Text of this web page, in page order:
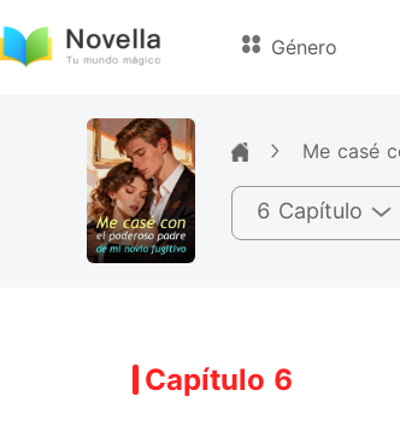
Género
Me casé
6 Capítulo
Capítulo 6